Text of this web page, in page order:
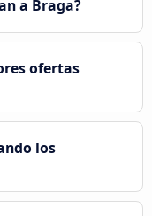
a Braga?
ofertas
los